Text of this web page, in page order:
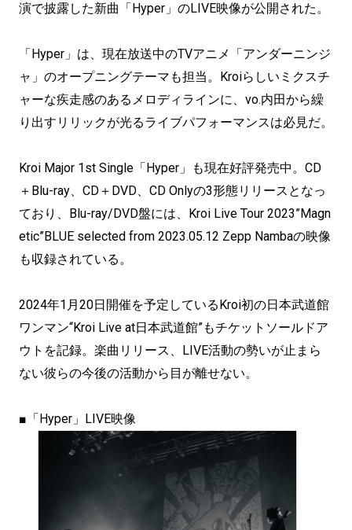
演で披露した新曲「Hyper」のLIVE映像が公開された。
「Hyper」は、現在放送中のTVアニメ「アンダーニンジ
ャ」のオープニングテーマも担当。Kroiらしいミクスチ
ャーな疾走感のあるメロディラインに、vo.内田から繰
り出すリリックが光るライブパフォーマンスは必見だ。
Kroi Major 1st Single「Hyper」も現在好評発売中。CD
＋Blu-ray、CD＋DVD、CD Onlyの3形態リリースとなっ
ており、Blu-ray/DVD盤には、Kroi Live Tour 2023”Magn
etic”BLUE selected from 2023.05.12 Zepp Nambaの映像
も収録されている。
2024年1月20日開催を予定しているKroi初の日本武道館
ワンマン“Kroi Live at日本武道館”もチケットソールドア
ウトを記録。楽曲リリース、LIVE活動の勢いが止まら
ない彼らの今後の活動から目が離せない。
■「Hyper」LIVE映像